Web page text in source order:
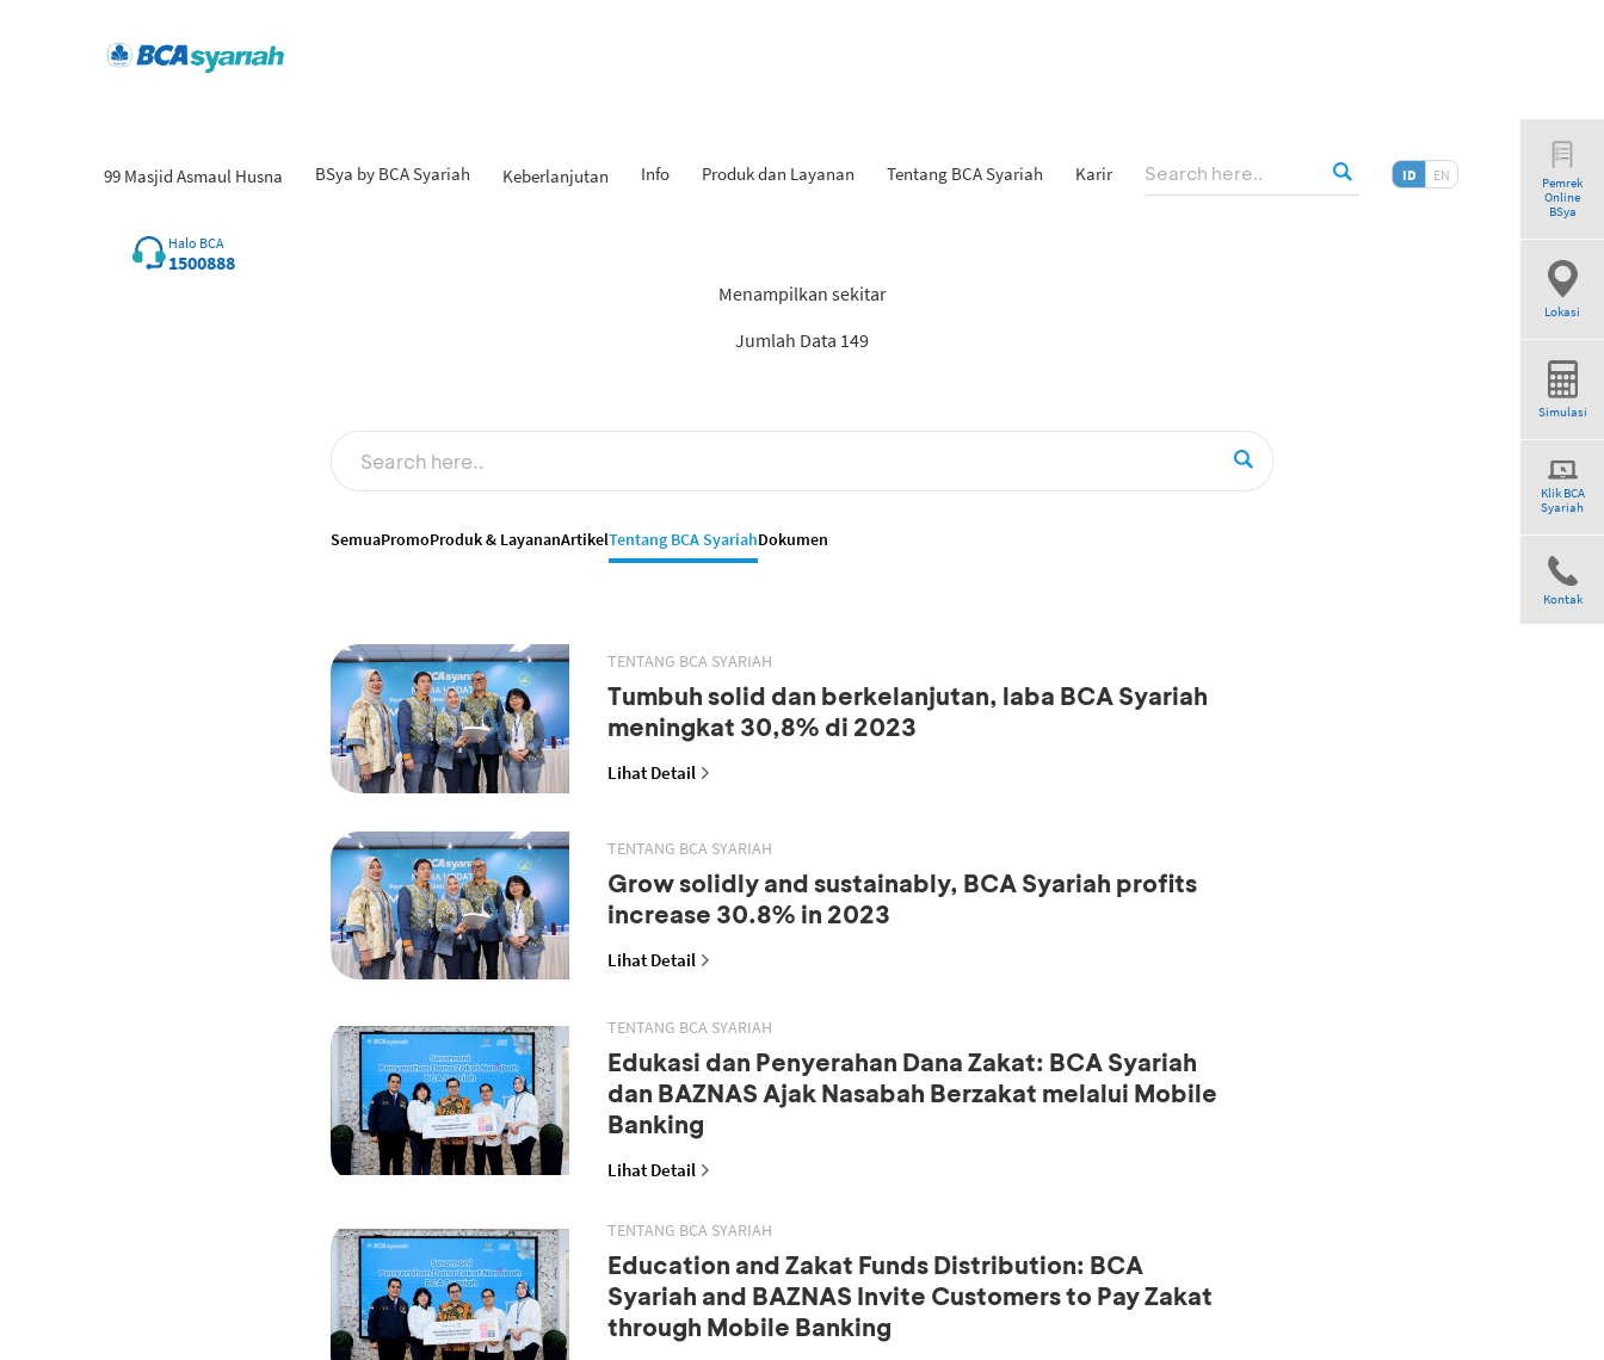
99 Masjid Asmaul Husna BSya by BCA Syariah Keberlanjutan Info Produk dan Layanan Tentang BCA Syariah Karir ID EN
Halo BCA
1500888
Pemrek
Online
BSya
Lokasi
Simulasi
Klik BCA
Syariah
Kontak
Menampilkan sekitar
Jumlah Data 149
SemuaPromoProduk & LayananArtikelTentang BCA SyariahDokumen
TENTANG BCA SYARIAH
Tumbuh solid dan berkelanjutan, laba BCA Syariah
meningkat 30,8% di 2023
Lihat Detail
TENTANG BCA SYARIAH
Grow solidly and sustainably, BCA Syariah profits
increase 30.8% in 2023
Lihat Detail
TENTANG BCA SYARIAH
Edukasi dan Penyerahan Dana Zakat: BCA Syariah
dan BAZNAS Ajak Nasabah Berzakat melalui Mobile
Banking
Lihat Detail
TENTANG BCA SYARIAH
Education and Zakat Funds Distribution: BCA
Syariah and BAZNAS Invite Customers to Pay Zakat
through Mobile Banking